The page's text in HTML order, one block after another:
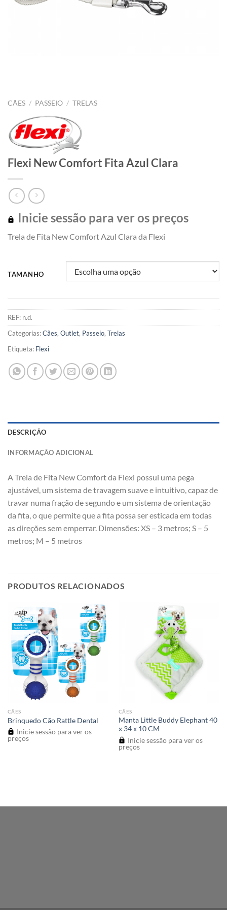
CÃES / PASSEIO / TRELAS
Flexi New Comfort Fita Azul Clara
Inicie sessão para ver os preços
Trela de Fita New Comfort Azul Clara da Flexi
TAMANHO
REF: n.d.
Categorias:Cães, Outlet, Passeio, Trelas
Etiqueta: Flexi
DESCRIÇÃO
INFORMAÇÃO ADICIONAL
A Trela de Fita New Comfort da Flexi possui uma pega
ajustável, um sistema de travagem suave e intuitivo, capaz de
travar numa fração de segundo e um sistema de orientação
da fita, o que permite que a fita possa ser esticada em todas
as direções sem emperrar. Dimensões: XS – 3 metros; S – 5
metros; M – 5 metros
PRODUTOS RELACIONADOS
CÃES
Brinquedo Cão Rattle Dental
Inicie sessão para ver os
preços
CÃES
Manta Little Buddy Elephant 40
x 34 x 10 CM
Inicie sessão para ver os
preços